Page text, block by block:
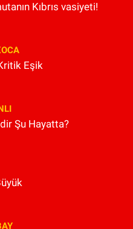
Kıbrıs vasiyeti!
Eşik
Şu Hayatta?